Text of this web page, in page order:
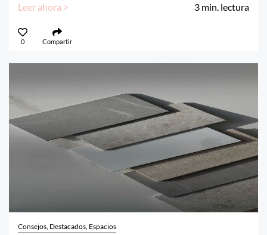
Leer ahora > 3 min. lectura
0 Compartir
Consejos, Destacados, Espacios